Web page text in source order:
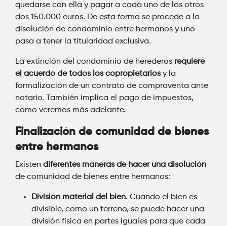
quedarse con ella y pagar a cada uno de los otros
dos 150.000 euros. De esta forma se procede a la
disolución de condominio entre hermanos y uno
pasa a tener la titularidad exclusiva.
La extinción del condominio de herederos requiere
el acuerdo de todos los copropietariosy la
formalización de un contrato de compraventa ante
notario. También implica el pago de impuestos,
como veremos más adelante.
Finalización de comunidad de bienes
entre hermanos
Existen diferentes maneras de hacer una disolución
de comunidad de bienes entre hermanos:
División material del bien. Cuando el bien es
divisible, como un terreno, se puede hacer una
división física en partes iguales para que cada